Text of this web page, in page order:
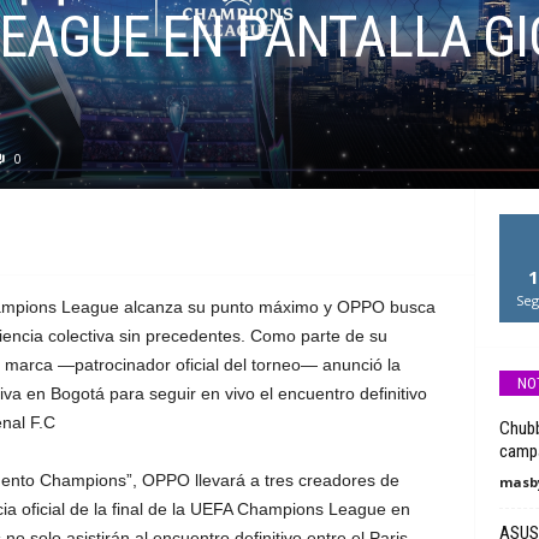
EN PANTALLA
0
League alcanza su punto máximo y OPPO busca
colectiva sin precedentes. Como parte de su
marca —patrocinador oficial del torneo— anunció la
en Bogotá para seguir en vivo el encuentro definitivo
F.C
Champions”, OPPO llevará a tres creadores de
oficial de la final de la UEFA Champions League en